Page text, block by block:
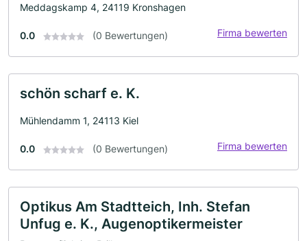
Meddagskamp 4, 24119 Kronshagen
0.0 (0 Bewertungen) Firma bewerten
schön scharf e. K.
Mühlendamm 1, 24113 Kiel
0.0 (0 Bewertungen) Firma bewerten
Optikus Am Stadtteich, Inh. Stefan
Unfug e. K., Augenoptikermeister